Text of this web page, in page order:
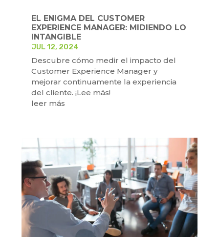
EL ENIGMA DEL CUSTOMER
EXPERIENCE MANAGER: MIDIENDO LO
INTANGIBLE
JUL 12, 2024
Descubre cómo medir el impacto del
Customer Experience Manager y
mejorar continuamente la experiencia
del cliente. ¡Lee más!
leer más